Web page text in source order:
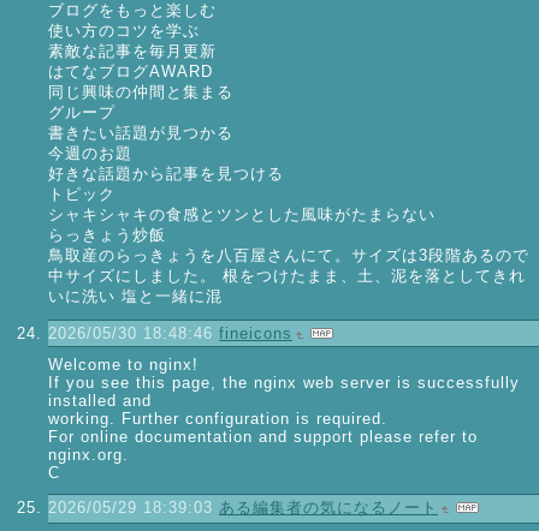
ブログをもっと楽しむ
使い方のコツを学ぶ
素敵な記事を毎月更新
はてなブログAWARD
同じ興味の仲間と集まる
グループ
書きたい話題が見つかる
今週のお題
好きな話題から記事を見つける
トピック
シャキシャキの食感とツンとした風味がたまらない
らっきょう炒飯
鳥取産のらっきょうを八百屋さんにて。サイズは3段階あるので
中サイズにしました。 根をつけたまま、土、泥を落としてきれ
いに洗い 塩と一緒に混
2026/05/30 18:48:46 fineicons
Welcome to nginx!
If you see this page, the nginx web server is successfully
installed and
working. Further configuration is required.
For online documentation and support please refer to
nginx.org.
C
2026/05/29 18:39:03 ある編集者の気になるノート